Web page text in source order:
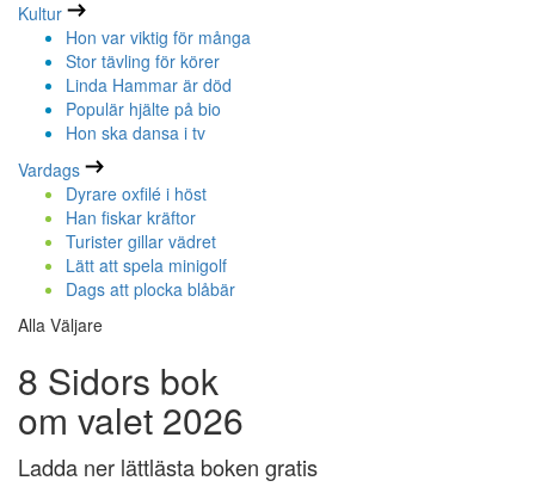
Kultur
Hon var viktig för många
Stor tävling för körer
Linda Hammar är död
Populär hjälte på bio
Hon ska dansa i tv
Vardags
Dyrare oxfilé i höst
Han fiskar kräftor
Turister gillar vädret
Lätt att spela minigolf
Dags att plocka blåbär
Alla Väljare
8 Sidors bok
om valet 2026
Ladda ner lättlästa boken gratis